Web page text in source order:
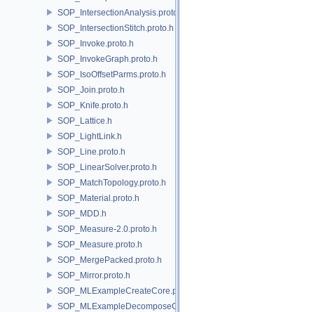
SOP_IntersectionAnalysis.proto.h
SOP_IntersectionStitch.proto.h
SOP_Invoke.proto.h
SOP_InvokeGraph.proto.h
SOP_IsoOffsetParms.proto.h
SOP_Join.proto.h
SOP_Knife.proto.h
SOP_Lattice.h
SOP_LightLink.h
SOP_Line.proto.h
SOP_LinearSolver.proto.h
SOP_MatchTopology.proto.h
SOP_Material.proto.h
SOP_MDD.h
SOP_Measure-2.0.proto.h
SOP_Measure.proto.h
SOP_MergePacked.proto.h
SOP_Mirror.proto.h
SOP_MLExampleCreateCore.proto.h
SOP_MLExampleDecomposeCore.proto.h